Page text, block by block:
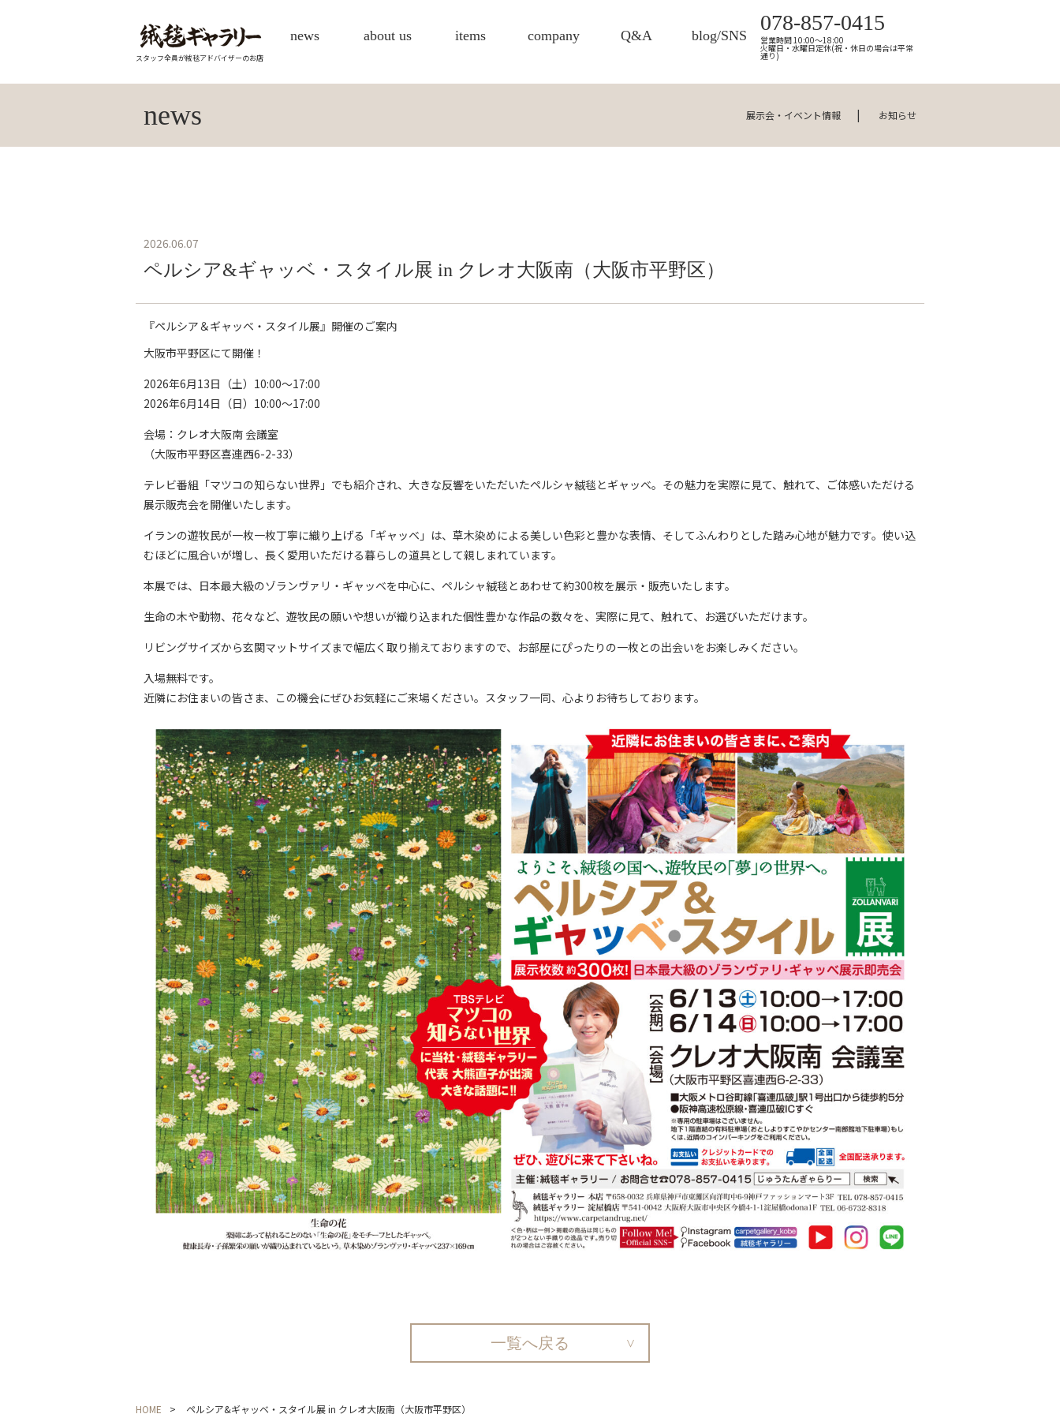
スタッフ全員が絨毯アドバイザーのお店
news about us items company Q&A blog/SNS
078-857-0415
営業時間 10:00～18:00
火曜日・水曜日定休(祝・休日の場合は平常
通り)
news 展示会・イベント情報 お知らせ
2026.06.07
ペルシア&ギャッベ・スタイル展 in クレオ大阪南（大阪市平野区）
『ペルシア＆ギャッベ・スタイル展』開催のご案内
大阪市平野区にて開催！
2026年6月13日（土）10:00～17:00
2026年6月14日（日）10:00～17:00
会場：クレオ大阪南 会議室
（大阪市平野区喜連西6-2-33）
テレビ番組「マツコの知らない世界」でも紹介され、大きな反響をいただいたペルシャ絨毯とギャッベ。その魅力を実際に見て、触れて、ご体感いただける
展示販売会を開催いたします。
イランの遊牧民が一枚一枚丁寧に織り上げる「ギャッベ」は、草木染めによる美しい色彩と豊かな表情、そしてふんわりとした踏み心地が魅力です。使い込
むほどに風合いが増し、長く愛用いただける暮らしの道具として親しまれています。
本展では、日本最大級のゾランヴァリ・ギャッベを中心に、ペルシャ絨毯とあわせて約300枚を展示・販売いたします。
生命の木や動物、花々など、遊牧民の願いや想いが織り込まれた個性豊かな作品の数々を、実際に見て、触れて、お選びいただけます。
リビングサイズから玄関マットサイズまで幅広く取り揃えておりますので、お部屋にぴったりの一枚との出会いをお楽しみください。
入場無料です。
近隣にお住まいの皆さま、この機会にぜひお気軽にご来場ください。スタッフ一同、心よりお待ちしております。
一覧へ戻る
HOME ペルシア&ギャッベ・スタイル展 in クレオ大阪南（大阪市平野区）